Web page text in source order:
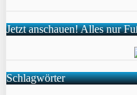
Jetzt anschauen! Alles nur
Schlagwörter